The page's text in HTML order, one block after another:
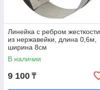
Линейка с ребром жесткости,
из нержавейки, длина 0,6м,
ширина 8см
В наличии
9 100 ₸